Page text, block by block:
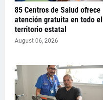
85 Centros de Salud ofrece
atención gratuita en todo el
territorio estatal
August 06, 2026